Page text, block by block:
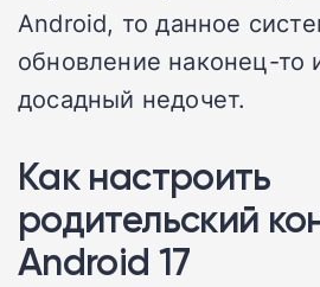
Android, то данное
обновление наконец-то
досадный недочет.
Как настроить
родительский
Android 17